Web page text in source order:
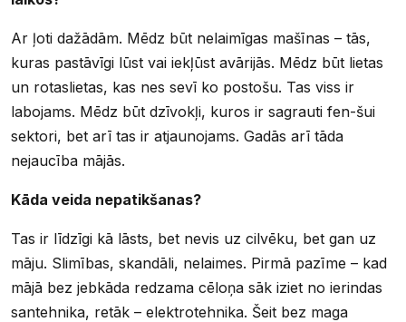
Ar ļoti dažādām. Mēdz būt nelaimīgas mašīnas – tās,
kuras pastāvīgi lūst vai iekļūst avārijās. Mēdz būt lietas
un rotaslietas, kas nes sevī ko postošu. Tas viss ir
labojams. Mēdz būt dzīvokļi, kuros ir sagrauti fen-šui
sektori, bet arī tas ir atjaunojams. Gadās arī tāda
nejaucība mājās.
Kāda veida nepatikšanas?
Tas ir līdzīgi kā lāsts, bet nevis uz cilvēku, bet gan uz
māju. Slimības, skandāli, nelaimes. Pirmā pazīme – kad
mājā bez jebkāda redzama cēloņa sāk iziet no ierindas
santehnika, retāk – elektrotehnika. Šeit bez maga